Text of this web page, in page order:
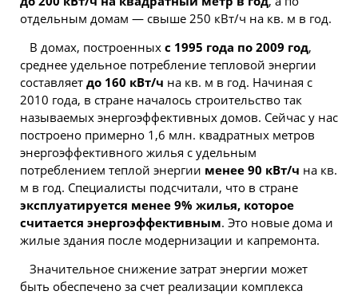
отдельным домам — свыше 250 кВт/ч на кв. м в год.
В домах, построенных с 1995 года по 2009 год,
среднее удельное потребление тепловой энергии
составляет до 160 кВт/ч на кв. м в год. Начиная с
2010 года, в стране началось строительство так
называемых энергоэффективных домов. Сейчас у нас
построено примерно 1,6 млн. квадратных метров
энергоэффективного жилья с удельным
потреблением теплой энергии менее 90 кВт/ч на кв.
м в год. Специалисты подсчитали, что в стране
эксплуатируется менее 9% жилья, которое
считается энергоэффективным. Это новые дома и
жилые здания после модернизации и капремонта.
Значительное снижение затрат энергии может
быть обеспечено за счет реализации комплекса